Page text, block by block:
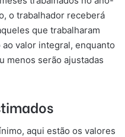
o trabalhador receberá
que trabalharam
valor integral, enquanto
menos serão ajustadas
aqui estão os valores